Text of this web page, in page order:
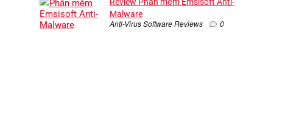
Malware
Anti-Virus Software Reviews 0